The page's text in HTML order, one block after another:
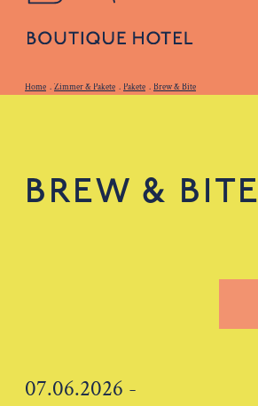
Home . Zimmer & Pakete . Pakete . Brew & Bite
BREW & BITE
07.06.2026 -